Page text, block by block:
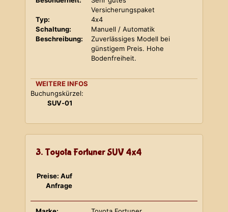
Versicherungspaket
Typ:
4x4
Schaltung:
Manuell / Automatik
Beschreibung:
Zuverlässiges Modell bei
günstigem Preis. Hohe
Bodenfreiheit.
WEITERE INFOS
Buchungskürzel:
SUV-01
3. Toyota Fortuner SUV 4x4
Preise: Auf
Anfrage